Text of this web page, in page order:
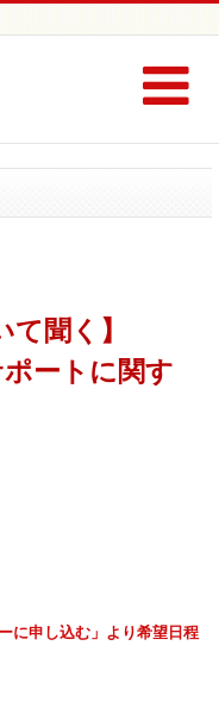
て聞く】
ートに関す
に申し込む」より希望日程